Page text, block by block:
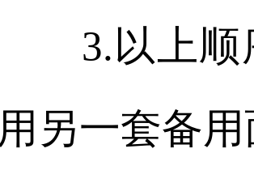
3.以上顺序
用另一套备